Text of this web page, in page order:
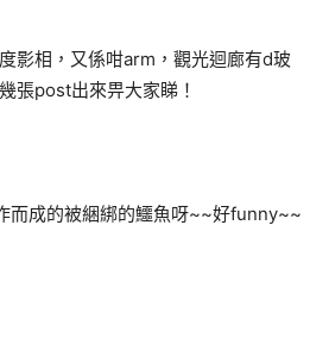
影相，又係咁arm，觀光迴廊有d玻
張post出來畀大家睇！
而成的被綑綁的鱷魚呀~~好funny~~